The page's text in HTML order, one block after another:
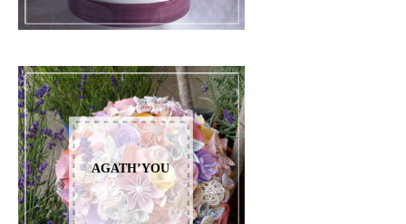
AGATH’YOU